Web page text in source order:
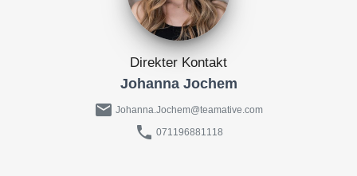
Direkter Kontakt
Johanna Jochem
mail Johanna.Jochem@teamative.com
phone 071196881118